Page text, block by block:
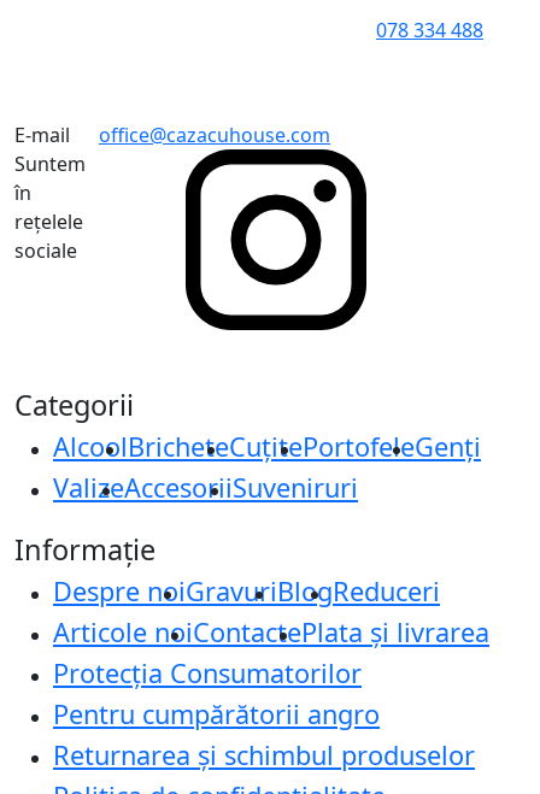
078 334 488
E-mail
office@cazacuhouse.com
Suntem
în
rețelele
sociale
Categorii
AlcoolBricheteCuțitePortofeleGenți
ValizeAccesoriiSuveniruri
Informație
Despre noiGravuriBlogReduceri
Articole noiContactePlata și livrarea
Protecţia Consumatorilor
Pentru cumpărătorii angro
Returnarea și schimbul produselor